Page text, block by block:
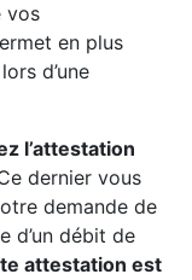
vos
en plus
d’une
l’attestation
dernier vous
demande de
d’un débit de
attestation est